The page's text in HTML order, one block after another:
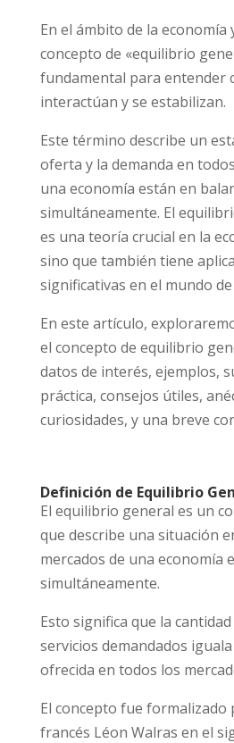
En el ámbito de la economía
concepto de «equilibrio
fundamental para entender
interactúan y se estabilizan.
Este término describe un
oferta y la demanda en
una economía están en
simultáneamente. El
es una teoría crucial en la
sino que también tiene
significativas en el mundo
En este artículo,
el concepto de equilibrio
datos de interés, ejemplos,
práctica, consejos útiles,
curiosidades, y una breve
Definición de Equilibrio
El equilibrio general es un
que describe una situación
mercados de una economía
simultáneamente.
Esto significa que la
servicios demandados
ofrecida en todos los
El concepto fue formalizado
francés Léon Walras en el